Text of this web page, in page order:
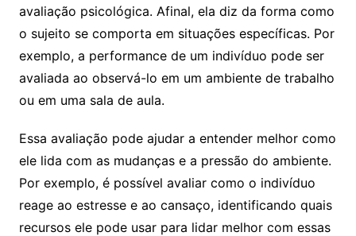
avaliação psicológica. Afinal, ela diz da forma como
o sujeito se comporta em situações específicas. Por
exemplo, a performance de um indivíduo pode ser
avaliada ao observá-lo em um ambiente de trabalho
ou em uma sala de aula.
Essa avaliação pode ajudar a entender melhor como
ele lida com as mudanças e a pressão do ambiente.
Por exemplo, é possível avaliar como o indivíduo
reage ao estresse e ao cansaço, identificando quais
recursos ele pode usar para lidar melhor com essas